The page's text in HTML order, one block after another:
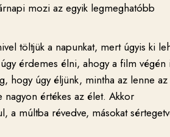
mozi az egyik legmeghatóbb
töltjük a napunkat, mert úgyis ki
érdemes élni, ahogy a film végén
hogy úgy éljünk, mintha az lenne az
értékes az élet. Akkor
a múltba révedve, másokat